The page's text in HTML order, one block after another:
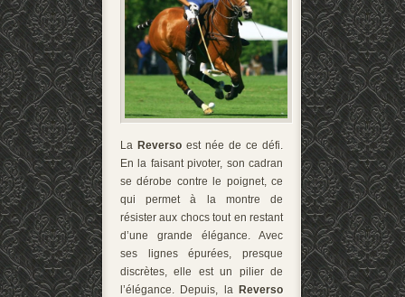
La Reverso est née de ce défi.
En la faisant pivoter, son cadran
se dérobe contre le poignet, ce
qui permet à la montre de
résister aux chocs tout en restant
d’une grande élégance. Avec
ses lignes épurées, presque
discrètes, elle est un pilier de
l’élégance. Depuis, la Reverso